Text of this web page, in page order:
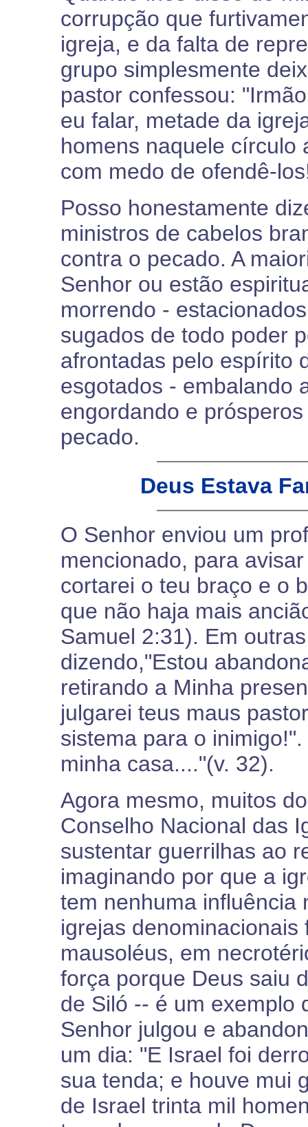
corrupção que
igreja, e da falta de
grupo simplesmente
pastor confessou:
eu falar, metade da
homens naquele círculo
com medo de ofendê-
Posso honestamente
ministros de cabelos
contra o pecado. A
Senhor ou estão
morrendo -
sugados de todo poder
afrontadas pelo espírito
esgotados - embalando
engordando e
pecado.
Deus Estava
O Senhor enviou um
mencionado, para
cortarei o teu braço e o
que não haja mais
Samuel 2:31). Em
dizendo,"Estou
retirando a Minha
julgarei teus maus
sistema para o
minha casa...."(v. 32).
Agora mesmo, muitos
Conselho Nacional das
sustentar guerrilhas ao
imaginando por que a
tem nenhuma influência
igrejas
mausoléus, em
força porque Deus saiu
de Siló -- é um exemplo
Senhor julgou e
um dia: "E Israel foi
sua tenda; e houve mui
de Israel trinta mil